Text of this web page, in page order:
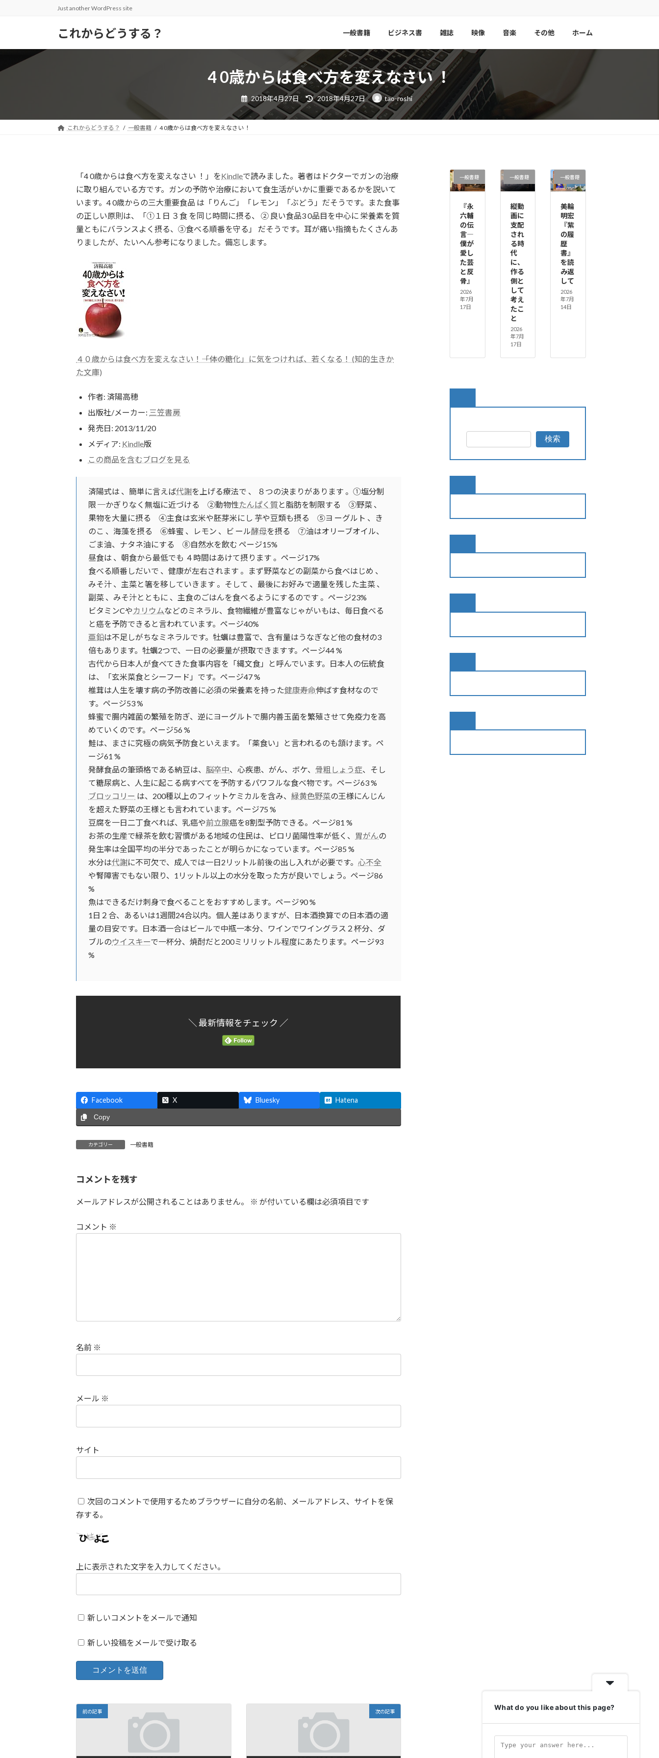
Just another WordPress site
これからどうする？ 一般書籍 ビジネス書 雑誌 映像 音楽 その他 ホーム
4 0歳からは食べ方を変えなさい ！
2018年4月27日
最
終
更
新
日
2018年4月27日 tao-roshi
これからどうする？ 一般書籍 4 0歳からは食べ方を変えなさい ！
「4 0歳からは食べ方を変えなさい ！」をKindleで読みました。著者はドクターでガンの治療
に取り組んでいる方です。ガンの予防や治療において食生活がいかに重要であるかを説いて
います。4 0歳からの三大重要食品 は「りんご」「レモン」「ぶどう」だそうです。また食事
の正しい原則は、「①１日 ３食 を同じ時間に摂る、 ② 良い食品3 0品目を中心に 栄養素を質
量ともにバランスよく摂る、③食べる順番を守る」 だそうです。耳が痛い指摘もたくさんあ
りましたが、たいへん参考になりました。備忘します。
４０歳からは食べ方を変えなさい！―――「体の糖化」に気をつければ、若くなる！ (知的生きか
た文庫)
作者: 済陽高穂
出版社/メーカー: 三笠書房
発売日: 2013/11/20
メディア: Kindle版
この商品を含むブログを見る
済陽式は 、簡単に言えば代謝を上げる療法で 、 ８つの決まりがあります 。①塩分制
限 ─かぎりなく無塩に近づける ②動物性たんぱく質と脂肪を制限する ③野菜 、
果物を大量に摂る ④主食は玄米や胚芽米にし 芋や豆類も摂る ⑤ヨ ーグルト 、き
のこ 、海藻を摂る ⑥蜂蜜 、レモン 、ビ ール酵母を摂る ⑦油はオリーブオイル、
ごま油、ナタネ油にする ⑧自然水を飲む ページ15%
昼食は 、朝食から最低でも ４時間はあけて摂ります 。ページ17%
食べる順番しだいで 、健康が左右されます 。まず野菜などの副菜から食べはじめ 、
みそ汁 、主菜と箸を移していきます 。そして 、最後にお好みで適量を残した主菜 、
副菜 、みそ汁とともに 、主食のごはんを食べるようにするのです 。ページ23%
ビタミンCや カリウムなどのミネラル、食物繊維が豊富なじゃがいもは、毎日食べる
と癌を予防できると言われています。ページ40%
亜鉛は不足しがちなミネラルです。牡蠣は豊富で、含有量はうなぎなど他の食材の3
倍もあります。牡蠣2つで、一日の必要量が摂取できますす。ページ44 %
古代から日本人が食べてきた食事内容を「縄文食」と呼んでいます。日本人の伝統食
は、「玄米菜食とシーフード」です。ページ47 %
椎茸は人生を壊す病の予防改善に必須の栄養素を持った健康寿命伸ばす食材なので
す。ページ53 %
蜂蜜で腸内雑菌の繁殖を防ぎ、逆にヨーグルトで腸内善玉菌を繁殖させて免疫力を高
めていくのです。ページ56 %
鮭は、まさに究極の病気予防食といえます。「薬食い」と言われるのも頷けます。ペ
ージ61 %
発酵食品の筆頭格である納豆は、 脳卒中、心疾患、がん、ボケ、 骨粗しょう症、そし
て糖尿病と、人生に起こる病すべてを予防するパワフルな食べ物です。ページ63 %
ブロッコリー は、200種以上のフィットケミカルを含み、緑黄色野菜の王様にんじん
を超えた野菜の王様とも言われています。ページ75 %
豆腐を一日二丁食べれば、乳癌や前立腺癌を8割型予防できる。ページ81 %
お茶の生産で緑茶を飲む習慣がある地域の住民は、ピロリ菌陽性率が低く、 胃がんの
発生率は全国平均の半分であったことが明らかになっています。ページ85 %
水分は代謝に不可欠で、成人では一日2リットル前後の出し入れが必要です。心不全
や腎障害でもない限り、1リットル以上の水分を取った方が良いでしょう。ページ86
%
魚はできるだけ刺身で食べることをおすすめします。ページ90 %
1日２合、あるいは1週間24合以内。個人差はありますが、日本酒換算での日本酒の適
量の目安です。日本酒一合はビールで中瓶一本分、ワインでワイングラス２杯分、ダ
ブルのウイスキーで一杯分、焼酎だと200ミリリットル程度にあたります。ページ93
%
＼ 最新情報をチェック ／
Facebook X Bluesky Hatena
Copy
カテゴリー 一般書籍
コメントを残す
メールアドレスが公開されることはありません。 ※ が付いている欄は必須項目です
コメント ※
名前 ※
メール ※
サイト
次回のコメントで使用するためブラウザーに自分の名前、メールアドレス、サイトを保
存する。
上に表示された文字を入力してください。
新しいコメントをメールで通知
新しい投稿をメールで受け取る
前の記事 次の記事
一般書籍
『永
六輔
の伝
言―
僕が
愛し
た芸
と反
骨』
2026
年7月
17日
一般書籍
縦動
画に
支配
され
る時
代
に、
作る
側と
して
考え
たこ
と
2026
年7月
17日
一般書籍
美輪
明宏
『紫
の履
歴
書』
を読
み返
して
2026
年7月
14日
検索
What do you like about this page?